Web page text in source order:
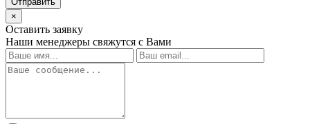
×
Оставить заявку
Наши менеджеры свяжутся с Вами